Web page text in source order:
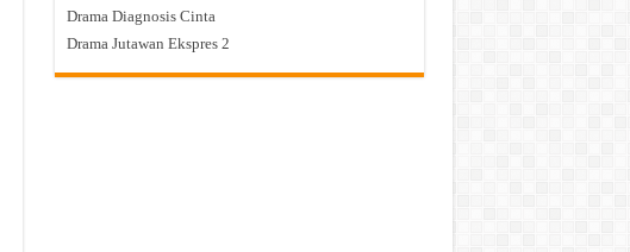
Drama Diagnosis Cinta
Drama Jutawan Ekspres 2